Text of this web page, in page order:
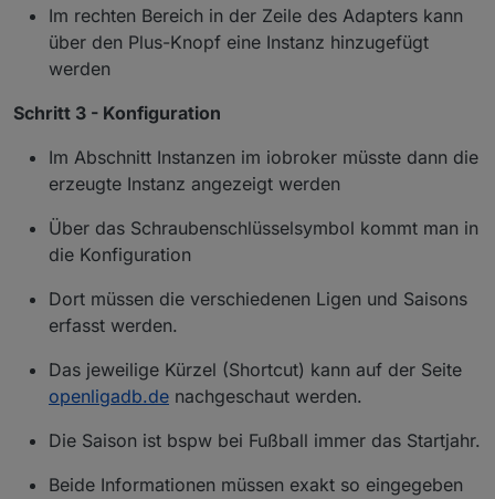
Im rechten Bereich in der Zeile des Adapters kann
über den Plus-Knopf eine Instanz hinzugefügt
werden
Schritt 3 - Konfiguration
Im Abschnitt Instanzen im iobroker müsste dann die
erzeugte Instanz angezeigt werden
Über das Schraubenschlüsselsymbol kommt man in
die Konfiguration
Dort müssen die verschiedenen Ligen und Saisons
erfasst werden.
Das jeweilige Kürzel (Shortcut) kann auf der Seite
openligadb.de nachgeschaut werden.
Die Saison ist bspw bei Fußball immer das Startjahr.
Beide Informationen müssen exakt so eingegeben